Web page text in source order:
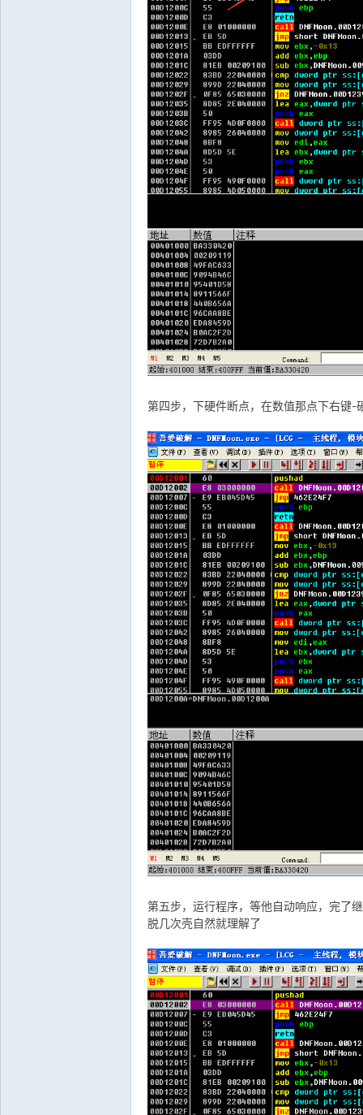
第四步，下硬件断点，在数值那点下右键-
第五步，运行程序，等他自动响应，完了
脱几次壳自然就理解了